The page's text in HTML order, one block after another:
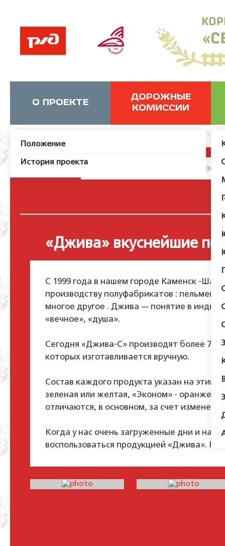
О ПРОЕКТЕ
Положение
История проекта
ДОРОЖНЫЕ
КОМИССИИ
JUser: :_load: Не удалось
«Джива» вкуснейшие
С 1999 года в нашем городе Каменск -
производству полуфабрикатов :
многое другое . Джива — понятие в
«вечное», «душа».
Сегодня «Джива-С» производят более 70
которых изготавливается вручную.
Состав каждого продукта указан на
зеленая или желтая, «Эконом» -
отличаются, в основном, за счет
Когда у нас очень загруженные дни и на
воспользоваться продукцией «Джива».